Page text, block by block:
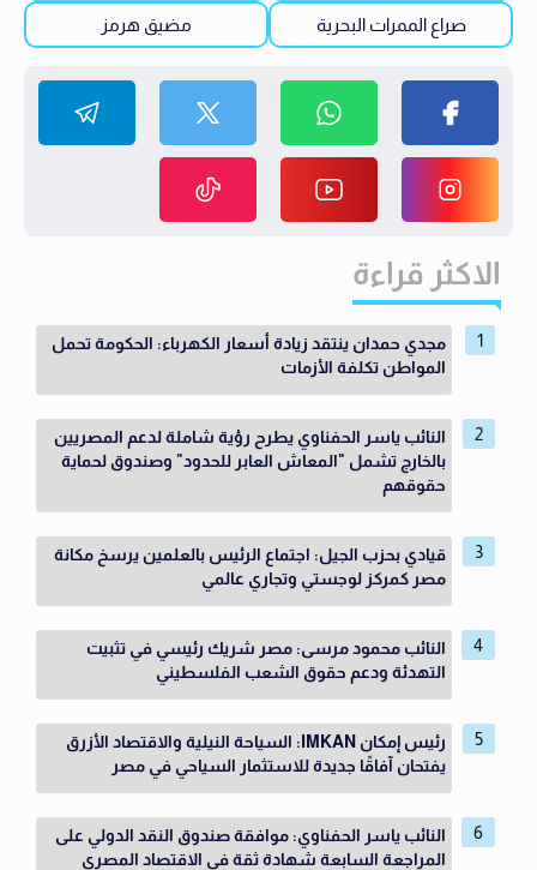
صراع الممرات البحرية مضيق هرمز
الاكثر قراءة
مجدي حمدان ينتقد زيادة أسعار الكهرباء: الحكومة تحمل
المواطن تكلفة الأزمات
النائب ياسر الحفناوي يطرح رؤية شاملة لدعم المصريين
بالخارج تشمل "المعاش العابر للحدود" وصندوق لحماية
حقوقهم
قيادي بحزب الجيل: اجتماع الرئيس بالعلمين يرسخ مكانة
مصر كمركز لوجستي وتجاري عالمي
النائب محمود مرسى: مصر شريك رئيسي في تثبيت
التهدئة ودعم حقوق الشعب الفلسطيني
رئيس إمكان IMKAN: السياحة النيلية والاقتصاد الأزرق
يفتحان آفاقًا جديدة للاستثمار السياحي في مصر
النائب ياسر الحفناوي: موافقة صندوق النقد الدولي على
المراجعة السابعة شهادة ثقة في الاقتصاد المصري